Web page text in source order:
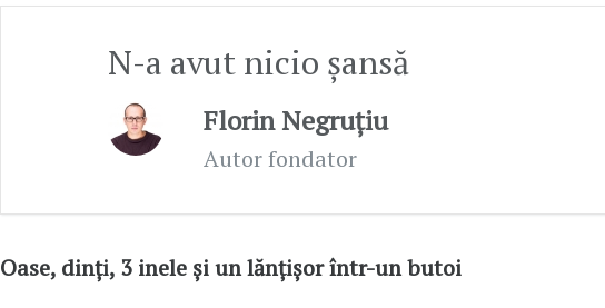
N-a avut nicio șansă
Florin Negruțiu
Autor fondator
Oase, dinți, 3 inele și un lănțișor într-un butoi